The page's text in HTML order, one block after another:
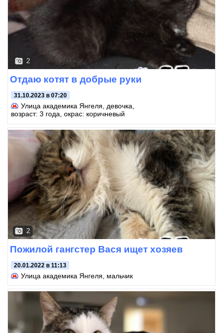
2
Отдаю котят в добрые руки
31.10.2023 в 07:20
Улица академика Янгеля , девочка,
возраст: 3 года, окрас: коричневый
2
Пожилой гангстер Вася ищет хозяев
20.01.2022 в 11:13
Улица академика Янгеля , мальчик